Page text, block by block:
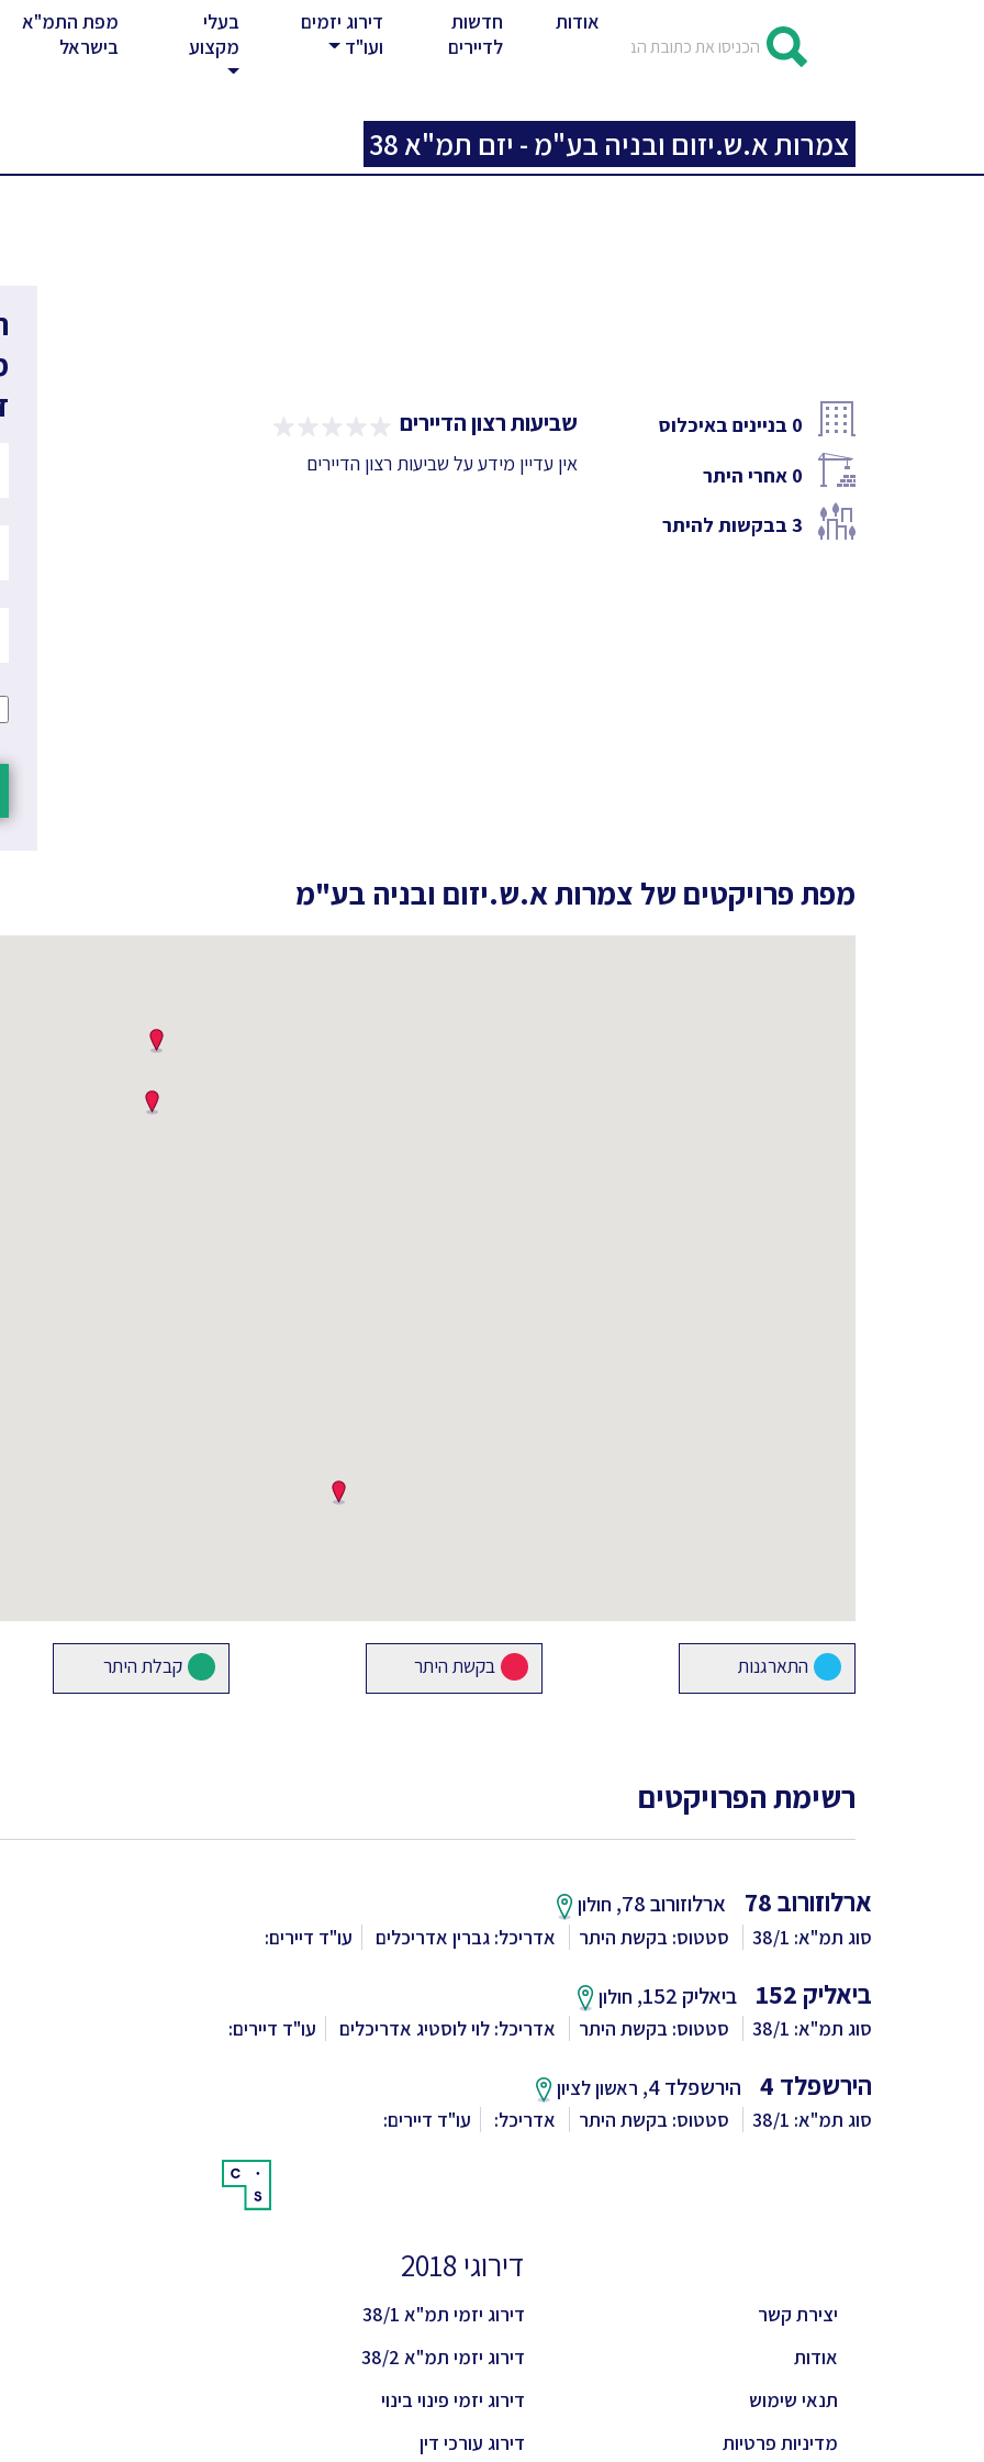
מפת התמ"א
בישראל
בעלי
מקצוע
דירוג יזמים
ועו"ד
חדשות
לדיירים
אודות
צמרות א.ש.יזום ובניה בע"מ - יזם תמ"א 38
0 בניינים באיכלוס
0 אחרי היתר
3 בבקשות להיתר
שביעות רצון הדיירים
אין עדיין מידע על שביעות רצון הדיירים
מפת פרויקטים של צמרות א.ש.יזום ובניה בע"מ
התארגנות בקשת היתר קבלת היתר
רשימת הפרויקטים
ארלוזורוב 78 ארלוזורוב 78,
חולון
סוג תמ"א: 38/1
סטטוס: בקשת היתר אדריכל: גברין אדריכלים עו"ד דיירים:
ביאליק 152 ביאליק 152,
חולון
סוג תמ"א: 38/1
סטטוס: בקשת היתר אדריכל: לוי לוסטיג אדריכלים עו"ד דיירים:
הירשפלד 4 הירשפלד 4,
ראשון לציון
סוג תמ"א: 38/1
סטטוס: בקשת היתר אדריכל: עו"ד דיירים:
יצירת קשר
אודות
תנאי שימוש
מדיניות פרטיות
דירוגי 2018
דירוג יזמי תמ"א 38/1
דירוג יזמי תמ"א 38/2
דירוג יזמי פינוי בינוי
דירוג עורכי דין